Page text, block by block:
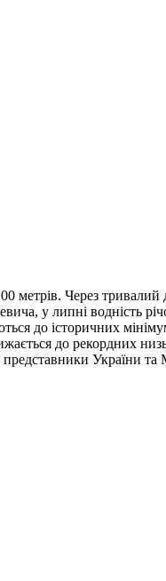
метрів. Через
у липні водність
до історичних
до рекордних
України та